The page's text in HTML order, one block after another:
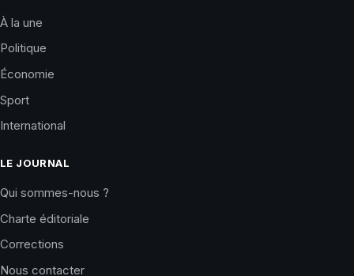
À la une
Politique
Économie
Sport
International
LE JOURNAL
Qui sommes-nous ?
Charte éditoriale
Corrections
Nous contacter